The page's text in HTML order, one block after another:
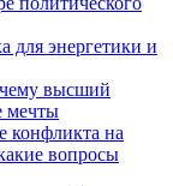
для энергетики и
высший
мечты
конфликта на
вопросы